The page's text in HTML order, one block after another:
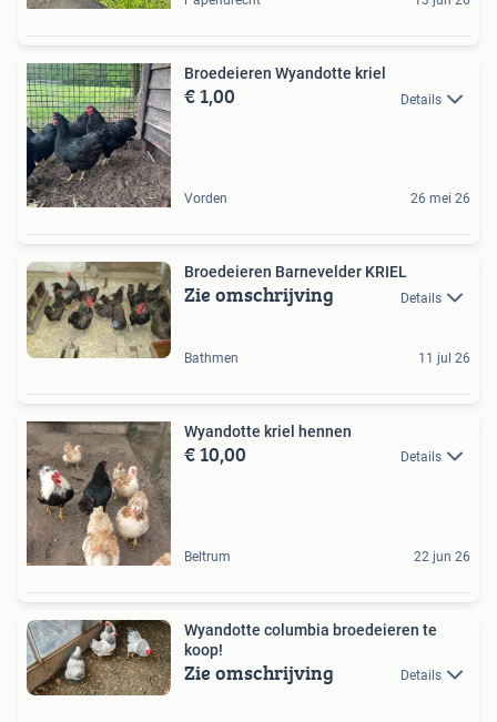
Broedeieren Wyandotte kriel
€ 1,00 Details
Vorden 26 mei 26
Broedeieren Barnevelder KRIEL
Zie omschrijving Details
Bathmen 11 jul 26
Wyandotte kriel hennen
€ 10,00 Details
Beltrum 22 jun 26
Wyandotte columbia broedeieren te
koop!
Zie omschrijving Details